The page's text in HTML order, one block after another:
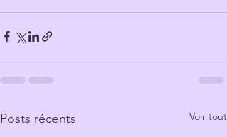
Posts récents Voir tout